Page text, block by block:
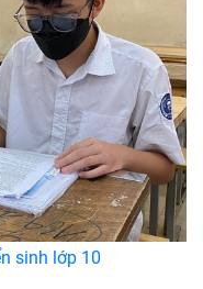
sinh lớp 10